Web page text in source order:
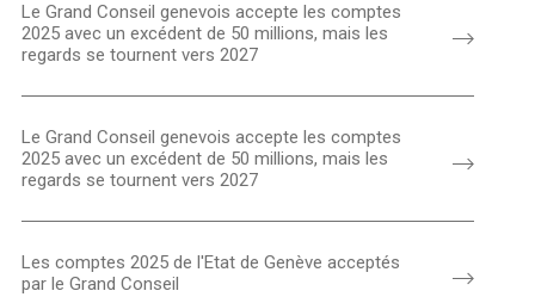
Le Grand Conseil genevois accepte les comptes
2025 avec un excédent de 50 millions, mais les
regards se tournent vers 2027
Le Grand Conseil genevois accepte les comptes
2025 avec un excédent de 50 millions, mais les
regards se tournent vers 2027
Les comptes 2025 de l'Etat de Genève acceptés
par le Grand Conseil